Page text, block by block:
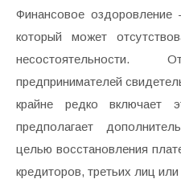
Финансовое оздоровление
который может
несостоятельности.
предпринимателей
крайне редко включает
предполагает
целью восстановления
кредиторов, третьих лиц